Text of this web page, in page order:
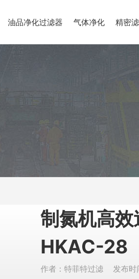
油品净化过滤器 气体净化 精密
制氮机高
HKAC-28
作者：特菲特过滤 发布时